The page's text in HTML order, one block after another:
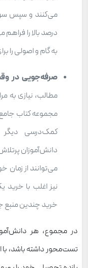
می‌کنند و سپس
درصد بالا را
به گام و اصولی را
صرفه‌جویی در
مطالب، نیازی به
مجموعه کتاب
کمک‌درسی
دانش‌آموزان
می‌توانند از زمان
نیز اغلب با
خرید چندین منبع
در مجموع، هر
تست‌محور داشته باشد، با